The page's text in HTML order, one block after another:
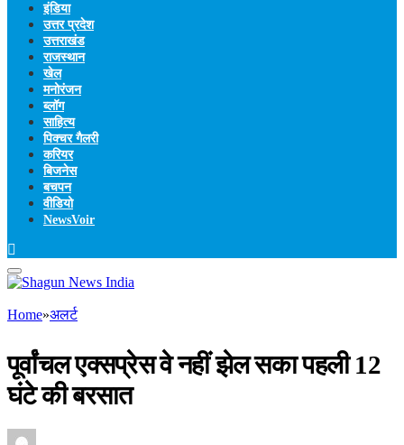
इंडिया
उत्तर प्रदेश
उत्तराखंड
राजस्थान
खेल
मनोरंजन
ब्लॉग
साहित्य
पिक्चर गैलरी
करियर
बिजनेस
बचपन
वीडियो
NewsVoir
Home»अलर्ट
पूर्वांचल एक्सप्रेस वे नहीं झेल सका पहली 12
घंटे की बरसात